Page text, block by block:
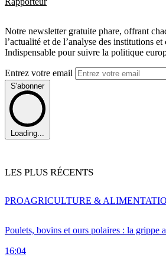
Notre newsletter gratuite phare, offrant
l’actualité et de l’analyse des institutions et
Indispensable pour suivre la politique
Entrez votre email
S'abonner
Loading...
LES PLUS RÉCENTS
Poulets, bovins et ours polaires : la grippe
16:04
PROAGRICULTURE &